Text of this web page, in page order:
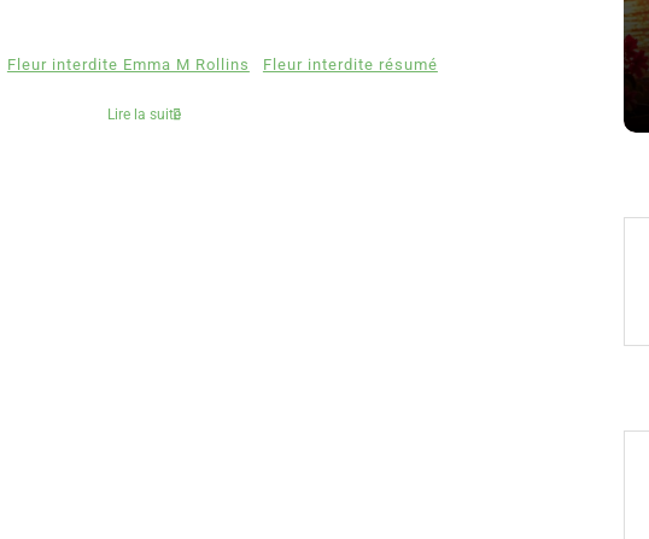
Fleur interdite Emma M Rollins Fleur interdite résumé
Lire la suite
romance